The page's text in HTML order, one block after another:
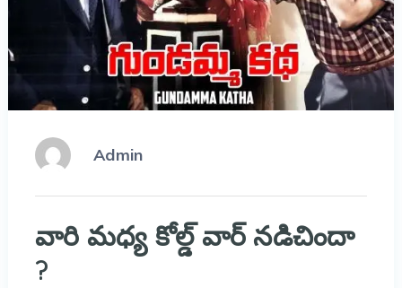
Admin
వారి మధ్య కోల్డ్ వార్ నడిచిందా
?